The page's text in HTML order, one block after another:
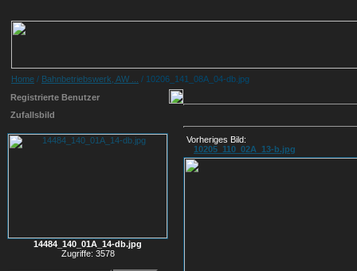
Home / Bahnbetriebswerk, AW ...
/ 10206_141_08A_04-db.jpg
Registrierte Benutzer
Zufallsbild
14484_140_01A_14-db.jpg
Zugriffe: 3578
Vorheriges Bild:
10205_110_02A_13-b.jpg